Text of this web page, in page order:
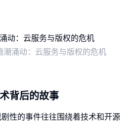
潮涌动：云服务与版权的危机
背后的故事
性的事件往往围绕着技术和开源